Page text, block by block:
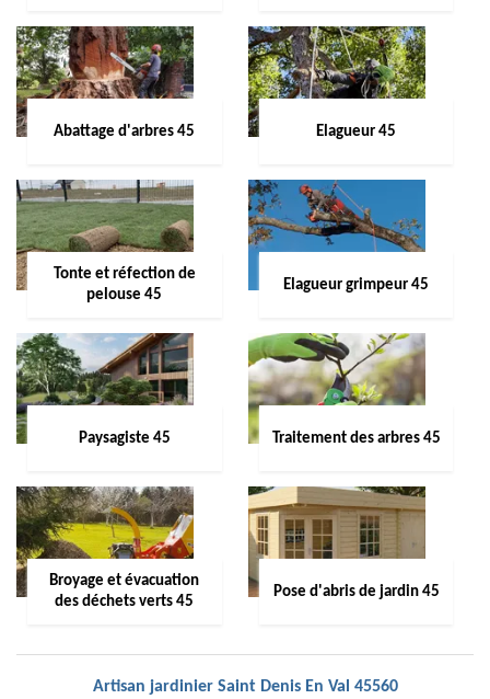
Abattage d'arbres 45 Elagueur 45
Tonte et réfection de
pelouse 45
Elagueur grimpeur 45
Paysagiste 45 Traitement des arbres 45
Broyage et évacuation
des déchets verts 45
Pose d'abris de jardin 45
Artisan jardinier Saint Denis En Val 45560